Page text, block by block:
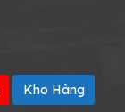
Kho Hàng